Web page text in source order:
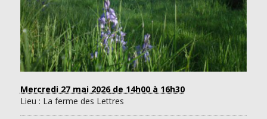
Mercredi 27 mai 2026 de 14h00 à 16h30
Lieu : La ferme des Lettres